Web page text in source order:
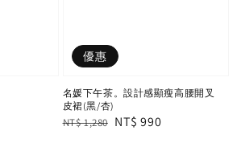
優惠
名媛下午茶。設計感顯瘦高腰開叉
皮裙(黑/杏)
Regular
NT$ 1,280 Sale
NT$ 990